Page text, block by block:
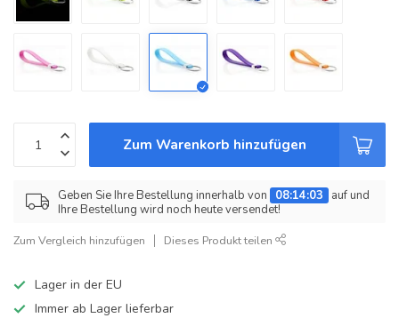
Zum Warenkorb hinzufügen
Geben Sie Ihre Bestellung innerhalb von 08:14:02
auf und
Ihre Bestellung wird noch heute versendet!
Zum Vergleich hinzufügen Dieses Produkt teilen
Lager in der EU
Immer ab Lager lieferbar